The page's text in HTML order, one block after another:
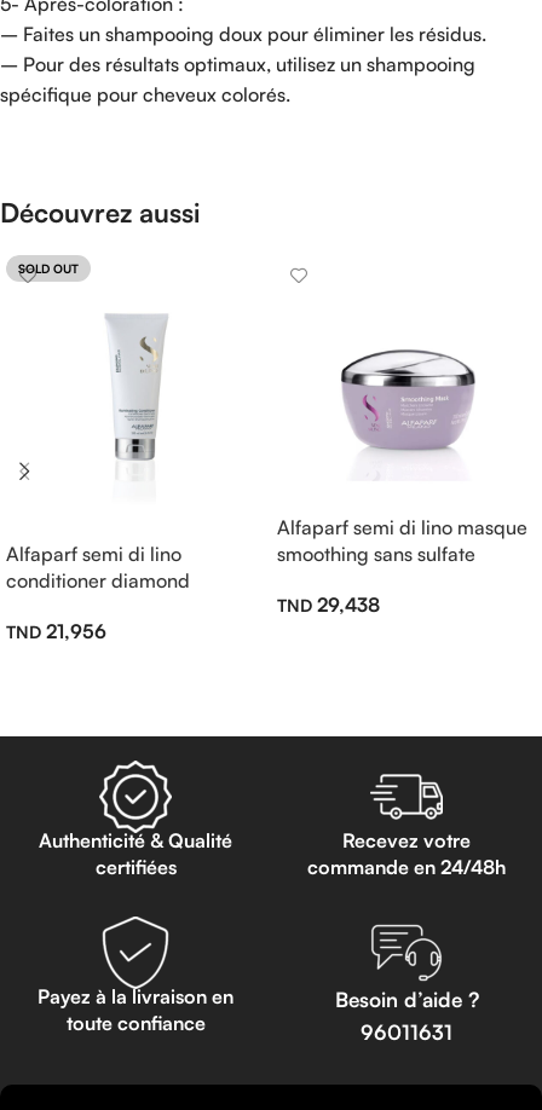
– Faites un shampooing doux pour éliminer les résidus.
– Pour des résultats optimaux, utilisez un shampooing
spécifique pour cheveux colorés.
Découvrez aussi
SOLD OUT
Alfaparf semi di lino
conditioner diamond
200ml21,956
Alfaparf semi di lino masque
smoothing sans sulfate
29,438
Authenticité & Qualité
certifiées
Recevez votre
commande en 24/48h
Payez à la livraison en
toute confiance
Besoin d’aide ?
96011631